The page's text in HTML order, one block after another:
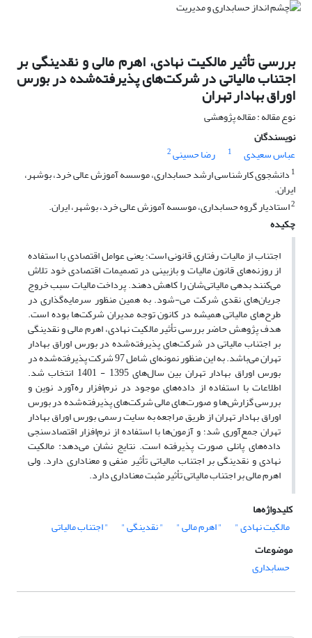
بررسی تأثیر مالکیت نهادی، اهرم مالی و نقدینگی بر
اجتناب مالیاتی در شرکت‌های پذیرفته‌شده در بورس
اوراق بهادار تهران
نوع مقاله : مقاله پژوهشی
نویسندگان
عباس سعیدی
1 رضا حسینی2
1 دانشجوی کارشناسی ارشد حسابداری، موسسه آموزش عالی خرد، بوشهر،
ایران.
2استادیار گروه حسابداری، موسسه آموزش عالی خرد، بوشهر، ایران.
چکیده
اجتناب از مالیات رفتاری قانونی است؛ یعنی عوامل اقتصادی با استفاده
از روزنه‌های قانون مالیات و بازبینی در تصمیمات اقتصادی خود تلاش
می‌کنند بدهی مالیاتی‌شان را کاهش دهند. پرداخت مالیات سبب خروج
جریان‌های نقدی شرکت می-شود. به همین منظور سرمایه‌گذاری در
طرح‌های مالیاتی همیشه در کانون توجه مدیران شرکت‌ها بوده است.
هدف پژوهش حاضر بررسی تأثیر مالکیت نهادی، اهرم مالی و نقدینگی
بر اجتناب مالیاتی در شرکت‌های پذیرفته‌شده در بورس اوراق بهادار
تهران می‌باشد. به این منظور نمونه‌ای شامل 97 شرکت پذیرفته‌شده در
بورس اوراق بهادار تهران بین سال‌های 1395 - 1401 انتخاب شد.
اطلاعات با استفاده از داده‌های موجود در نرم‌افزار ره‌آورد نوین و
بررسی گزارش‌ها و صورت‌های مالی شرکت‌های پذیرفته‌شده در بورس
اوراق بهادار تهران از طریق مراجعه به سایت رسمی بورس اوراق بهادار
تهران جمع‌آوری شد؛ و آزمون‌ها با استفاده از نرم‌افزار اقتصادسنجی
داده‌های پانلی صورت پذیرفته است. نتایج نشان می‌دهد: مالکیت
نهادی و نقدینگی بر اجتناب مالیاتی تأثیر منفی و معناداری دارد. ولی
اهرم مالی بر اجتناب مالیاتی تأثیر مثبت معناداری دارد.
کلیدواژه‌ها
مالکیت نهادی "
" اهرم مالی " " نقدینگی "
" اجتناب مالیاتی
موضوعات
حسابداری